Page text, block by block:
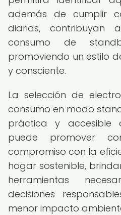
además de cumplir
diarias, contribuyan
consumo de
promoviendo un estilo
y consciente.
La selección de
consumo en modo
práctica y accesible
puede promover
compromiso con la
hogar sostenible,
herramientas
decisiones
menor impacto